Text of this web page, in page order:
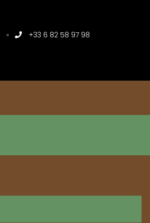
+33 6 82 58 97 98